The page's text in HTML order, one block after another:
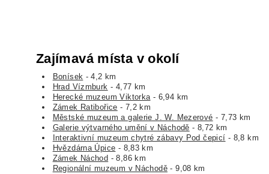
Zajímavá místa v okolí
Bonísek - 4,2 km
Hrad Vízmburk - 4,77 km
Herecké muzeum Viktorka- 6,94 km
Zámek Ratibořice - 7,2 km
Městské muzeum a galerie J. W. Mezerové - 7,73 km
Galerie výtvarného umění v Náchodě - 8,72 km
Interaktivní muzeum chytré zábavy Pod čepicí - 8,8 km
Hvězdárna Úpice - 8,83 km
Zámek Náchod - 8,86 km
Regionální muzeum v Náchodě - 9,08 km